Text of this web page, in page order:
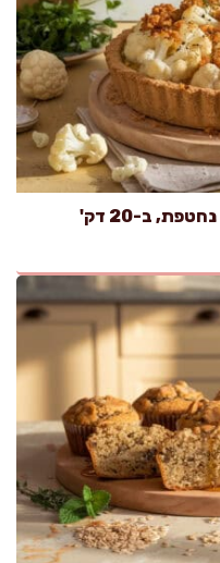
כרובית פשטידה מפנקת שתמיד נחטפת, ב-20 דק'